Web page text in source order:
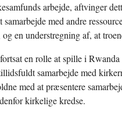
arbejde, aftvinger
med andre
en understregning af, at
en rolle at spille i
samarbejde med
med at præsentere
kirkelige kredse.